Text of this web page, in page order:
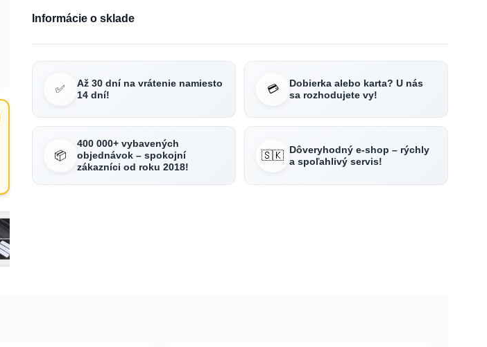
Informácie o sklade
✅
Až 30 dní na vrátenie namiesto
14 dní!
💳
Dobierka alebo karta? U nás
sa rozhodujete vy!
📦
400 000+ vybavených
objednávok – spokojní
zákazníci od roku 2018!
🇸🇰 Dôveryhodný e-shop – rýchly
a spoľahlivý servis!